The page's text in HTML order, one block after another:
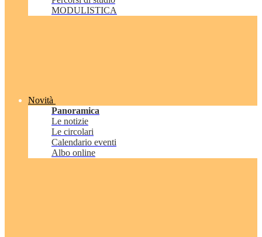
MODULISTICA
Novità
Panoramica
Le notizie
Le circolari
Calendario eventi
Albo online